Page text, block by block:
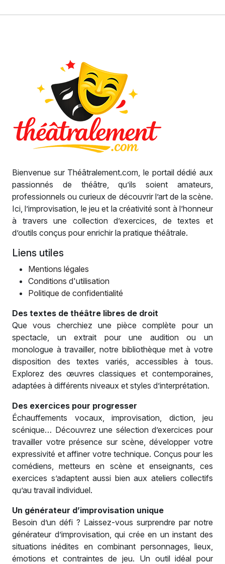
Bienvenue sur Théâtralement.com, le portail dédié aux
passionnés de théâtre, qu’ils soient amateurs,
professionnels ou curieux de découvrir l’art de la scène.
Ici, l’improvisation, le jeu et la créativité sont à l’honneur
à travers une collection d’exercices, de textes et
d’outils conçus pour enrichir la pratique théâtrale.
Liens utiles
Mentions légales
Conditions d'utilisation
Politique de confidentialité
Des textes de théâtre libres de droit
Que vous cherchiez une pièce complète pour un
spectacle, un extrait pour une audition ou un
monologue à travailler, notre bibliothèque met à votre
disposition des textes variés, accessibles à tous.
Explorez des œuvres classiques et contemporaines,
adaptées à différents niveaux et styles d’interprétation.
Des exercices pour progresser
Échauffements vocaux, improvisation, diction, jeu
scénique… Découvrez une sélection d’exercices pour
travailler votre présence sur scène, développer votre
expressivité et affiner votre technique. Conçus pour les
comédiens, metteurs en scène et enseignants, ces
exercices s’adaptent aussi bien aux ateliers collectifs
qu’au travail individuel.
Un générateur d’improvisation unique
Besoin d’un défi ? Laissez-vous surprendre par notre
générateur d’improvisation, qui crée en un instant des
situations inédites en combinant personnages, lieux,
émotions et contraintes de jeu. Un outil idéal pour